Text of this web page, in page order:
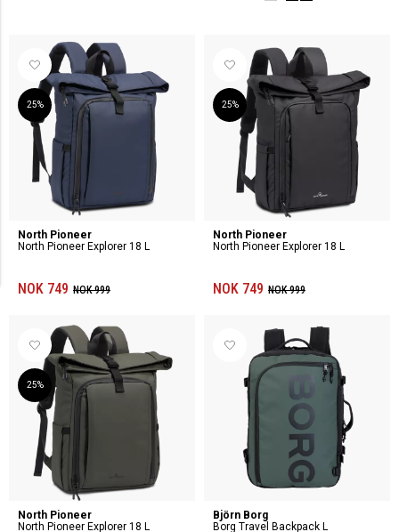
25%
North Pioneer Explorer 18 L
North Pioneer
NOK 749 NOK 999
25%
North Pioneer Explorer 18 L
North Pioneer
NOK 749 NOK 999
25%
North Pioneer Explorer 18 L
North Pioneer
Borg Travel Backpack L
Björn Borg